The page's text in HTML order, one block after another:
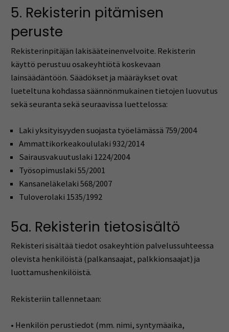
5. Rekisterin pitämisen
peruste
Rekisterinpitäjän lakisääteinenvelvoite. Rekisterin
käyttö perustuu osakeyhtiötä koskevaan
lainsäädäntöön. Säädökset ja määräykset ovat
lueteltuna kohdassa säännönmukainen tietojen luovutus
sekä seuranta sekä seuraavissa luettelossa:
Laki yksityisyyden suojasta työelämässä 759/2004
Ammattikorkeakoululaki 932/2014
Sairausvakuutuslaki 1224/2004
Työsopimuslaki 55/2001
Kansaneläkelaki 568/2007
Tuloverolaki 1535/1992
5a. Rekisterin tietosisältö
Rekisteri sisältää tiedot osakeyhtiön palvelussuhteessa
olevista henkilöistä (palkansaajat, palkkionsaajat) ja
luottamushenkilöistä.
Rekisteriin tallennetaan:
• Henkilön perustiedot (mm. nimi, syntymäaika,